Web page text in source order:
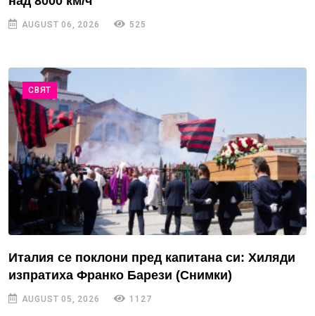
AUGUST 06, 2026 525
СВЯТ
Италия се поклони пред капитана си: Хиляди
изпратиха Франко Барези (Снимки)
AUGUST 05, 2026 1127